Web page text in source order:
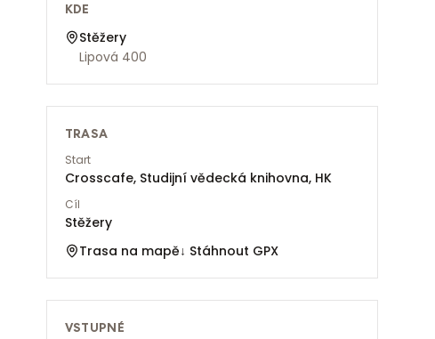
KDE
Stěžery
Lipová 400
TRASA
Start
Crosscafe, Studijní vědecká knihovna, HK
Cíl
Stěžery
Trasa na mapě↓ Stáhnout GPX
VSTUPNÉ